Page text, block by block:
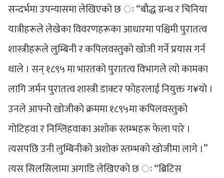
सन्दर्भमा उपन्यासमा लेखिएको छ ः “बौद्ध ग्रन्थ र चिनिया
यात्रीहरूले लेखेका विवरणहरूका आधारमा पश्चिमी पुरातत्व
शास्त्रीहरूले लुम्बिनी र कपिलवस्तुको खोजी गर्ने प्रयास गर्न
थाले । सन् १८९५ मा भारतको पुरातत्व विभागले त्यो कामका
लागि जर्मन पुरातत्व शास्त्री डाक्टर फोहरलाई नियुक्त ग¥यो ।
उनले आफ्नोे खोजीको क्रममा १८९५मा कपिलवस्तुको
गोटिहवा र निग्लिहवाका अशोक स्तम्भहरू फेला पारे ।
त्यसपछि उनी लुम्बिनीको अशोक स्तम्भको खोजीमा लागे ।”
त्यस सिलसिलामा अगाडि लेखिएको छ ः “ब्रिटिस